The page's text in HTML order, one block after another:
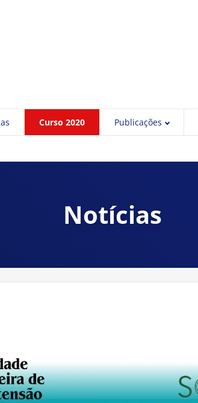
Curso 2020 Publicações
Notícias